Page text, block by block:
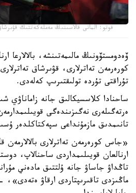
فوتو: الماتى قالاسىنىڭ مەملەكەتتىك
ۆەدومستۆونىڭ مالىمەتىنشە، بالالارعا
كورەرمەن تەاترلارى، قۋىرشاق
تۇراقتى تۇردە تولىقتىرىپ كەلەدى.
ساحنادا كلاسسيكالىق جانە زاماناۋي
ەرتەگىلەرى نەگىزىندەگى
تانىمدىق مازمۇنداعى سپەكتاكلدەر
«جاس كورەرمەن تەاترلارى بالالارمەن
ارنالعان قويىلىمداردى ساحنالاپ،
تاڭداۋ جاساۋ جانە ۇلتتىق مادەني
ماڭىزدى تاقىرىپتاردى ارقاۋ